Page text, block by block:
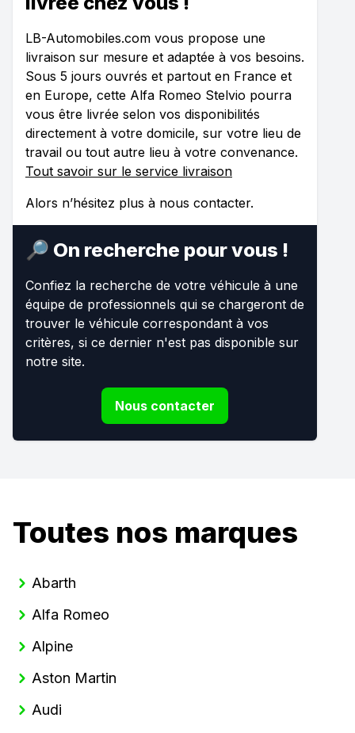
LB-Automobiles.com vous propose une
livraison sur mesure et adaptée à vos besoins.
Sous 5 jours ouvrés et partout en France et
en Europe, cette Alfa Romeo Stelvio pourra
vous être livrée selon vos disponibilités
directement à votre domicile, sur votre lieu de
travail ou tout autre lieu à votre convenance.
Tout savoir sur le service livraison
Alors n’hésitez plus à nous contacter.
🔎 On recherche pour vous !
Confiez la recherche de votre véhicule à une
équipe de professionnels qui se chargeront de
trouver le véhicule correspondant à vos
critères, si ce dernier n'est pas disponible sur
notre site.
Nous contacter
Toutes nos marques
Abarth
Alfa Romeo
Alpine
Aston Martin
Audi